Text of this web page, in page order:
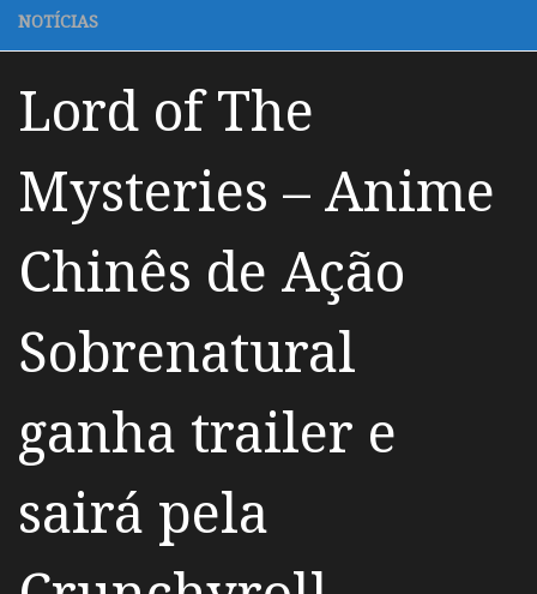
NOTÍCIAS
Lord of The
Mysteries – Anime
Chinês de Ação
Sobrenatural
ganha trailer e
sairá pela